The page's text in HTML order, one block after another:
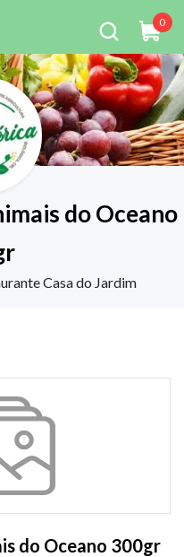
0
do Oceano
Casa do Jardim
do Oceano 300gr